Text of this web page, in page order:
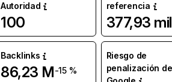
Autoridad
100
referencia
377,93 mil
Backlinks
86,23 M-15 %
Riesgo de
penalización de